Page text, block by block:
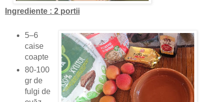
Ingrediente : 2 portii
5–6
caise
coapte
80-100
gr de
fulgi de